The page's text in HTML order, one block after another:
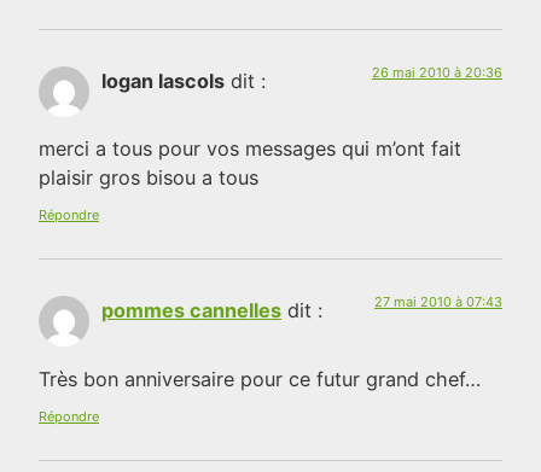
logan lascols dit : 26 mai 2010 à 20:36
merci a tous pour vos messages qui m’ont fait
plaisir gros bisou a tous
Répondre
pommes cannelles dit : 27 mai 2010 à 07:43
Très bon anniversaire pour ce futur grand chef…
Répondre